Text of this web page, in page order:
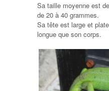
Sa taille moyenne est
de 20 à 40 grammes.
Sa tête est large et
longue que son corps.